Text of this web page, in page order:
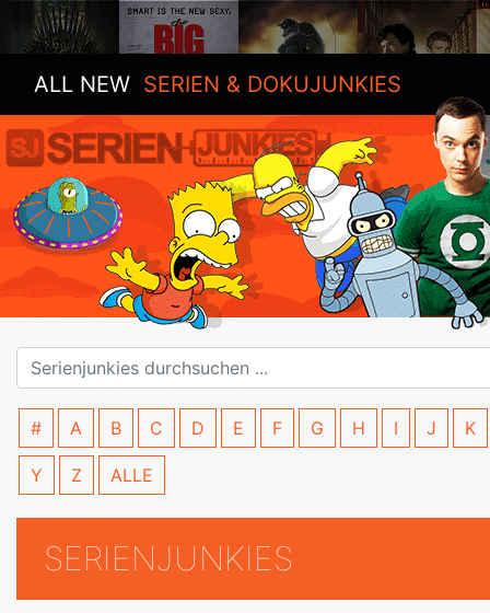
ALL NEW SERIEN & DOKUJUNKIES
# A B C D E F G H I J K
Y Z ALLE
SERIENJUNKIES